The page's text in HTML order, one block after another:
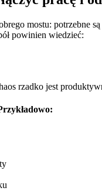
mostu: potrzebne
powinien wiedzieć:
rzadko jest